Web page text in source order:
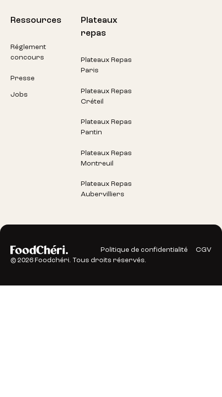
Ressources
Réglement
concours
Presse
Jobs
Plateaux
repas
Plateaux Repas
Paris
Plateaux Repas
Créteil
Plateaux Repas
Pantin
Plateaux Repas
Montreuil
Plateaux Repas
Aubervilliers
Politique de confidentialité
CGV
©2026 Foodchéri. Tous droits réservés.